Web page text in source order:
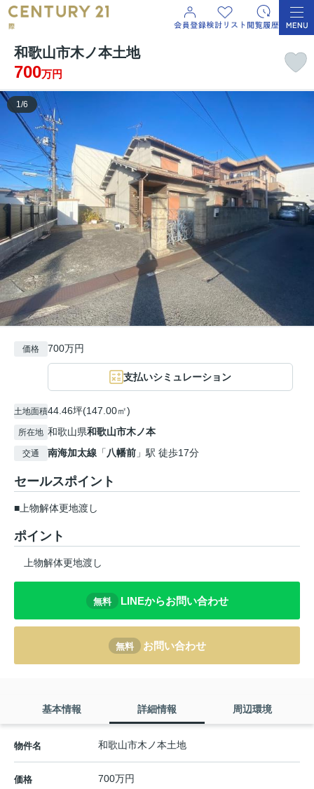
和歌山市木ノ本土地
700万円
1/6
価格 700万円
支払いシミュレーション
土地面積44.46坪(147.00㎡)
所在地 和歌山県和歌山市木ノ本
交通 南海加太線 「八幡前 」駅 徒歩17分
セールスポイント
■上物解体更地渡し
ポイント
上物解体更地渡し
無料 LINEからお問い合わせ
無料 お問い合わせ
基本情報 詳細情報 周辺環境
物件名 和歌山市木ノ本土地
価格 700万円